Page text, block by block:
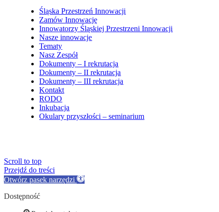
Śląska Przestrzeń Innowacji
Zamów Innowację
Innowatorzy Śląskiej Przestrzeni Innowacji
Nasze innowacje
Tematy
Nasz Zespół
Dokumenty – I rekrutacja
Dokumenty – II rekrutacja
Dokumenty – III rekrutacja
Kontakt
RODO
Inkubacja
Okulary przyszłości – seminarium
Scroll to top
Przejdź do treści
Otwórz pasek narzędzi
Dostępność